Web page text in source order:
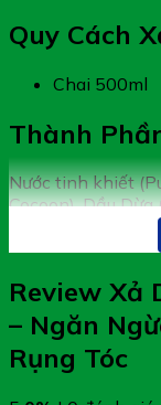
Quy Cách
Chai 500ml
Thành
Nước tinh khiết
Cocoon), Dầu Dừa
Citriola fruit), Cỏ
(Bambusa
Conyzoides),
Sinensis), Lá
Chanh
Glyceretn 25,
Review Xả
– Ngăn
Rụng Tóc